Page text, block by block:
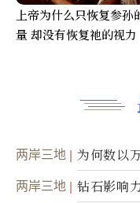
两岸三地
为何数以
达
两岸三地 钻石影响
上帝为什么只恢复参孙
量 却没有恢复祂的视力